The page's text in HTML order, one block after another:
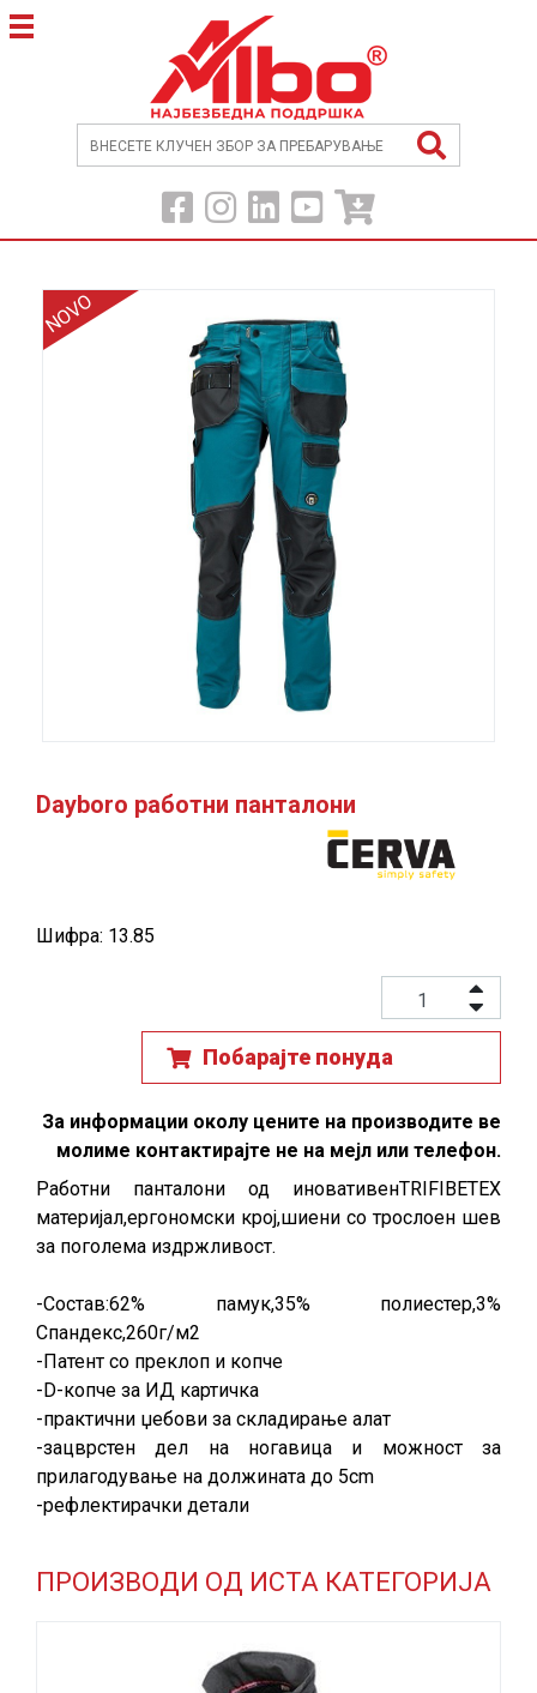
Dayboro работни панталони
Шифра: 13.85
Побарајте понуда
За информации околу цените на производите ве
молиме контактирајте не на мејл или телефон.
Работни панталони од иновативенTRIFIBETEX
материјал,ергономски крој,шиени со трослоен шев
за поголема издржливост.
-Состав:62% памук,35% полиестер,3%
Спандекс,260г/м2
-Патент со преклоп и копче
-D-копче за ИД картичка
-практични џебови за складирање алат
-зацврстен дел на ногавица и можност за
прилагодување на должината до 5cm
-рефлектирачки детали
ПРОИЗВОДИ ОД ИСТА КАТЕГОРИЈА